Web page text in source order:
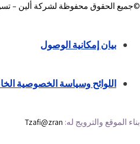
©جميع الحقوق محفوظة لشركة ألين –
بيان إمكانية الوصول
اللوائح وسياسة الخصوصية
بناء الموقع والترويج له: Tzafi@zran